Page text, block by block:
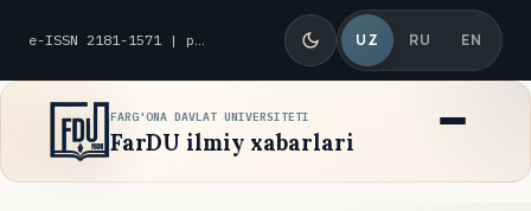
e-ISSN 2181-1571 | p-ISSN 2010-8419 UZ RU EN
FARG'ONA DAVLAT UNIVERSITETI
FarDU ilmiy xabarlari